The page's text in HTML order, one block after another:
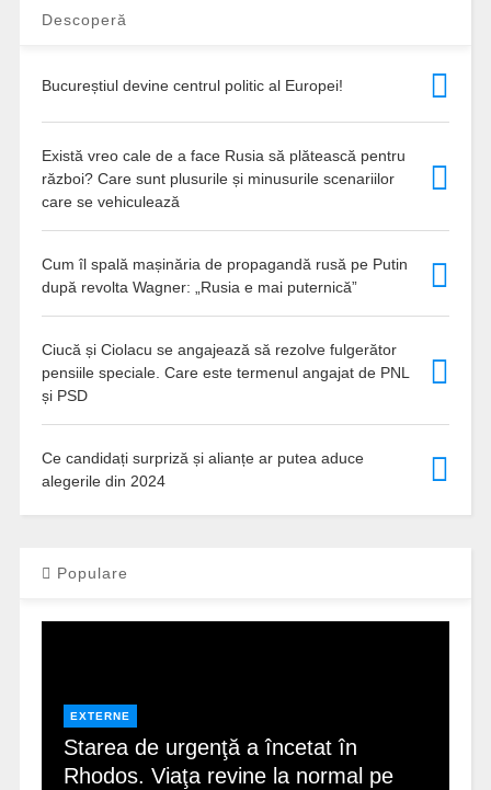
Descoperă
Bucureștiul devine centrul politic al Europei!
Există vreo cale de a face Rusia să plătească pentru
război? Care sunt plusurile și minusurile scenariilor
care se vehiculează
Cum îl spală mașinăria de propagandă rusă pe Putin
după revolta Wagner: „Rusia e mai puternică”
Ciucă și Ciolacu se angajează să rezolve fulgerător
pensiile speciale. Care este termenul angajat de PNL
și PSD
Ce candidați surpriză și alianțe ar putea aduce
alegerile din 2024
Populare
EXTERNE
Starea de urgenţă a încetat în
Rhodos. Viaţa revine la normal pe